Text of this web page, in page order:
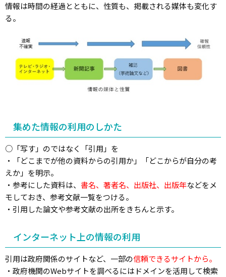
情報は時間の経過とともに、性質も、掲載される媒体も変化す
る。
集めた情報の利用のしかた
○「写す」のではなく「引用」を
・「どこまでが他の資料からの引用か」「どこからが自分の考
えか」を明示。
・参考にした資料は、 書名、著者名、出版社、出版年などをメ
モしておき、参考文献一覧をつける。
・引用した論文や参考文献の出所をきちんと示す。
インターネット上の情報の利用
引用は政府関係のサイトなど、一部の信頼できるサイトから。
・政府機関のWebサイトを調べるにはドメインを活用して検索